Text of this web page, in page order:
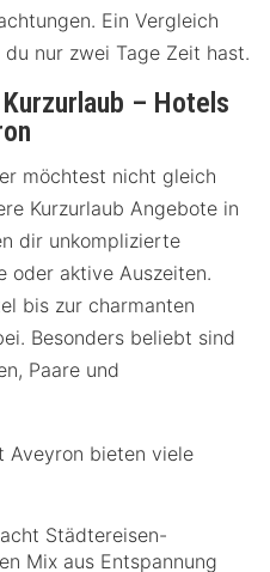
Ein Vergleich
nur zwei Tage Zeit hast.
– Hotels
möchtest nicht gleich
Kurzurlaub Angebote in
dir unkomplizierte
oder aktive Auszeiten.
bis zur charmanten
Besonders beliebt sind
Paare und
Aveyron bieten viele
Städtereisen-
Mix aus Entspannung